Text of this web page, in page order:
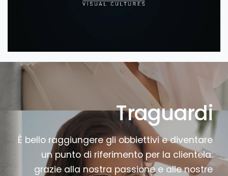
Traguardi
È bello raggiungere gli obbiettivi e diventare
un punto di riferimento per la clientela:
grazie alla nostra passione e alle nostre